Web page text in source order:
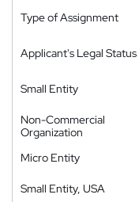
Type of Assignment
Applicant's Legal Status
Small Entity
Non-Commercial
Organization
Micro Entity
Small Entity, USA